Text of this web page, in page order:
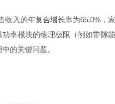
的年复合增长率为65.0%，
率模块的物理极限（例如带隙
的关键问题。